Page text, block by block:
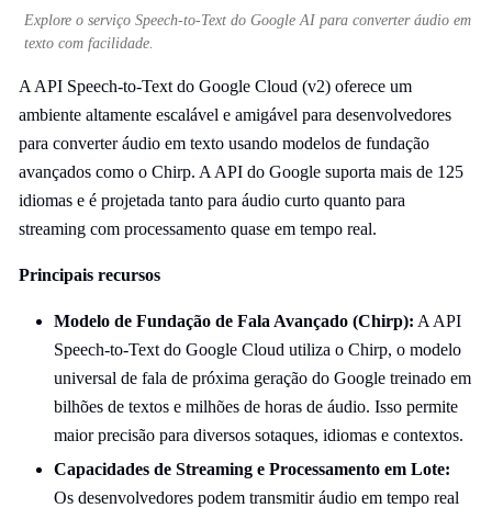
Explore o serviço Speech-to-Text do Google AI para converter áudio em
texto com facilidade.
A API Speech-to-Text do Google Cloud (v2) oferece um
ambiente altamente escalável e amigável para desenvolvedores
para converter áudio em texto usando modelos de fundação
avançados como o Chirp. A API do Google suporta mais de 125
idiomas e é projetada tanto para áudio curto quanto para
streaming com processamento quase em tempo real.
Principais recursos
Modelo de Fundação de Fala Avançado (Chirp): A API
Speech-to-Text do Google Cloud utiliza o Chirp, o modelo
universal de fala de próxima geração do Google treinado em
bilhões de textos e milhões de horas de áudio. Isso permite
maior precisão para diversos sotaques, idiomas e contextos.
Capacidades de Streaming e Processamento em Lote:
Os desenvolvedores podem transmitir áudio em tempo real